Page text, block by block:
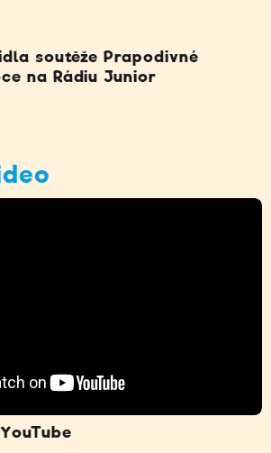
soutěže Prapodivné
na Rádiu Junior